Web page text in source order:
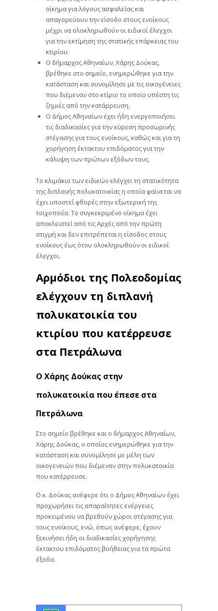
οίκημα για λόγους ασφαλείας και
απαγορεύουν την είσοδο στους ενοίκους
μέχρι να ολοκληρωθούν οι ειδικοί έλεγχοι
για την εκτίμηση της στατικής επάρκειας του
κτιρίου.
Ο δήμαρχος Αθηναίων, Χάρης Δούκας,
βρέθηκε στο σημείο, ενημερώθηκε για την
κατάσταση και συνομίλησε με τις οικογένειες
που διέμεναν στο κτίριο το οποίο υπέστη τις
ζημιές από την κατάρρευση.
Ο Δήμος Αθηναίων έχει ήδη ενεργοποιήσει
τις διαδικασίες για την εύρεση προσωρινής
στέγασης για τους ενοίκους, καθώς και για τη
χορήγηση έκτακτου επιδόματος για την
κάλυψη των πρώτων εξόδων τους.
Το κλιμάκιο των ειδικών ελέγχει τη στατικότητα
της διπλανής πολυκατοικίας η οποία φαίνεται να
έχει υποστεί φθορές στην εξωτερική της
τοιχοποιία. Το συγκεκριμένο οίκημα έχει
αποκλειστεί από τις Αρχές από την πρώτη
στιγμή και δεν επιτρέπεται η είσοδος στους
ενοίκους έως ότου ολοκληρωθούν οι ειδικοί
έλεγχοι.
Αρμόδιοι της Πολεοδομίας
ελέγχουν τη διπλανή
πολυκατοικία του
κτιρίου που κατέρρευσε
στα Πετράλωνα
Ο Χάρης Δούκας στην
πολυκατοικία που έπεσε στα
Πετράλωνα
Στο σημείο βρέθηκε και ο δήμαρχος Αθηναίων,
Χάρης Δούκας, ο οποίος ενημερώθηκε για την
κατάσταση και συνομίλησε με μέλη των
οικογενειών που διέμεναν στην πολυκατοικία
που κατέρρευσε.
Ο κ. Δούκας ανέφερε ότι ο Δήμος Αθηναίων έχει
προχωρήσει τις απαραίτητες ενέργειες
προκειμένου να βρεθούν χώροι στέγασης για
τους ενοίκους, ενώ, όπως ανέφερε, έχουν
ξεκινήσει ήδη οι διαδικασίες χορήγησης
έκτακτου επιδόματος βοήθειας για τα πρώτα
έξοδα.